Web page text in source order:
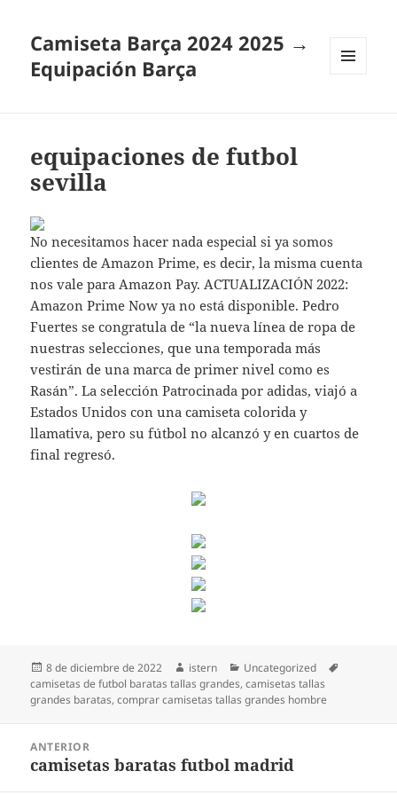
Camiseta Barça 2024 2025 →
Equipación Barça
equipaciones de futbol
sevilla
No necesitamos hacer nada especial si ya somos
clientes de Amazon Prime, es decir, la misma cuenta
nos vale para Amazon Pay. ACTUALIZACIÓN 2022:
Amazon Prime Now ya no está disponible. Pedro
Fuertes se congratula de “la nueva línea de ropa de
nuestras selecciones, que una temporada más
vestirán de una marca de primer nivel como es
Rasán”. La selección Patrocinada por adidas, viajó a
Estados Unidos con una camiseta colorida y
llamativa, pero su fútbol no alcanzó y en cuartos de
final regresó.
Publicado
el
8 de diciembre de 2022 Autor
istern Categorías
Uncategorized
camisetas de futbol baratas tallas grandes,camisetas tallas
grandes baratas,comprar camisetas tallas grandes hombre
entradas
ANTERIOR
Entrada
camisetas baratas futbol madrid